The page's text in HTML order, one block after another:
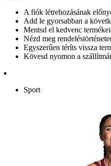
A fiók létrehozásának
Add le gyorsabban a
Mentsd el kedvenc
Nézd meg
Egyszerűen téríts vissza
Kövesd nyomon a
Sport